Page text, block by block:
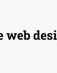
web